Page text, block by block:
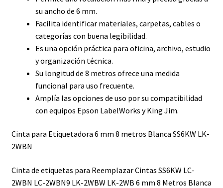
su ancho de 6 mm.
Facilita identificar materiales, carpetas, cables o
categorías con buena legibilidad.
Es una opción práctica para oficina, archivo, estudio
y organización técnica.
Su longitud de 8 metros ofrece una medida
funcional para uso frecuente.
Amplía las opciones de uso por su compatibilidad
con equipos Epson LabelWorks y King Jim.
Cinta para Etiquetadora 6 mm 8 metros Blanca SS6KW LK-
2WBN
Cinta de etiquetas para Reemplazar Cintas SS6KW LC-
2WBN LC-2WBN9 LK-2WBW LK-2WB 6 mm 8 Metros Blanca